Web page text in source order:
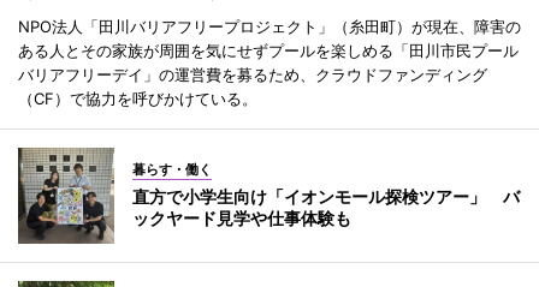
NPO法人「田川バリアフリープロジェクト」（糸田町）が現在、障害の
ある人とその家族が周囲を気にせずプールを楽しめる「田川市民プール
バリアフリーデイ」の運営費を募るため、クラウドファンディング
（CF）で協力を呼びかけている。
暮らす・働く
直方で小学生向け「イオンモール探検ツアー」 バ
ックヤード見学や仕事体験も